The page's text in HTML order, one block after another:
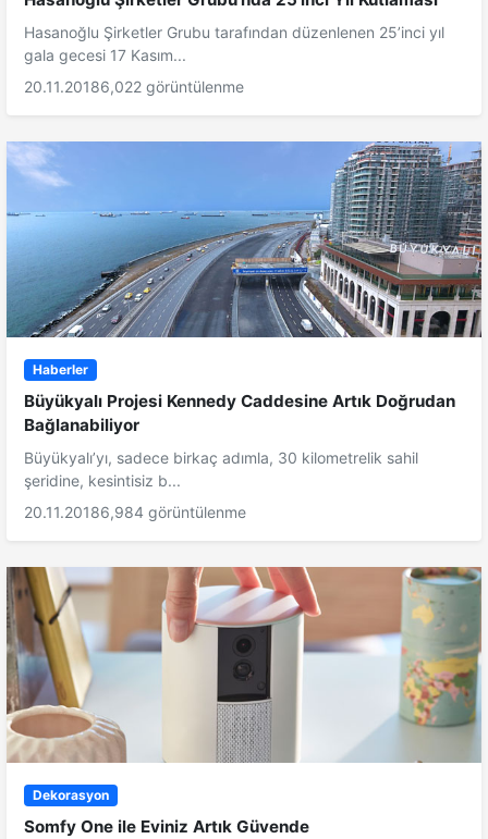
Hasanoğlu Şirketler Grubu tarafından düzenlenen 25’inci yıl
gala gecesi 17 Kasım...
20.11.20186,022 görüntülenme
Haberler
Büyükyalı Projesi Kennedy Caddesine Artık Doğrudan
Bağlanabiliyor
Büyükyalı’yı, sadece birkaç adımla, 30 kilometrelik sahil
şeridine, kesintisiz b...
20.11.20186,984 görüntülenme
Dekorasyon
Somfy One ile Eviniz Artık Güvende